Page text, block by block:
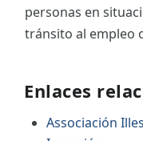
personas en
tránsito al empleo
Enlaces
Associación